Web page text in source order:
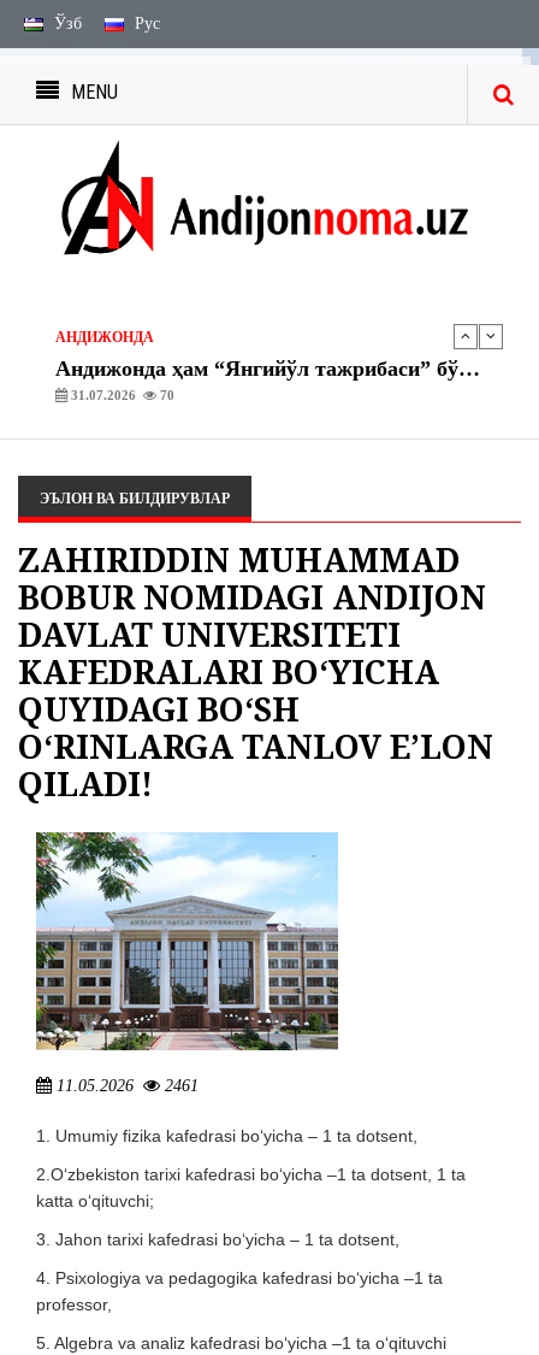
Ўзб Рус
MENU
ЭЪЛОН ВА БИЛДИРУВЛАР
МЕРОС БИЛДИРУВЛАРИ
27.07.2026 2241
ЭЪЛОН ВА БИЛДИРУВЛАР
АНДИЖОНДА
Андижонда ҳам “Янгийўл тажрибаси” бўйича амалий ишлар бошланди
31.07.2026 70
30.07.2026 72
ЭЪЛОН ВА БИЛДИРУВЛАР
27.07.2026 2241
ЭЪЛОН ВА БИЛДИРУВЛАР
МЕРОС ИШИ БЎЙИЧА ЭЪЛОН
03.08.2026 1754
ЭЪЛОН ВА БИЛДИРУВЛАР
ZAHIRIDDIN MUHAMMAD
BOBUR NOMIDAGI ANDIJON
DAVLAT UNIVERSITETI
KAFEDRALARI BO‘YICHA
QUYIDAGI BO‘SH
O‘RINLARGA TANLOV E’LON
QILADI!
11.05.2026 2461
1. Umumiy fizika kafedrasi bo‘yicha – 1 ta dotsent,
2.O‘zbekiston tarixi kafedrasi bo‘yicha –1 ta dotsent, 1 ta
katta o‘qituvchi;
3. Jahon tarixi kafedrasi bo‘yicha – 1 ta dotsent,
4. Psixologiya va pedagogika kafedrasi bo‘yicha –1 ta
professor,
5. Algebra va analiz kafedrasi bo‘yicha –1 ta o‘qituvchi